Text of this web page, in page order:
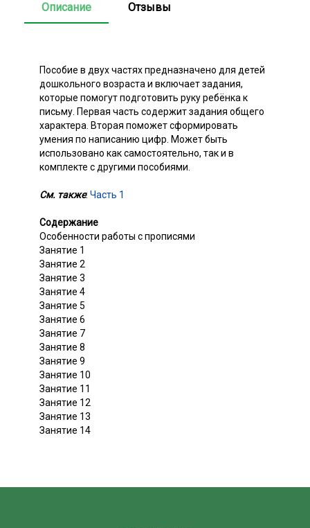
Описание Отзывы
Пособие в двух частях предназначено для детей
дошкольного возраста и включает задания,
которые помогут подготовить руку ребёнка к
письму. Первая часть содержит задания общего
характера. Вторая поможет сформировать
умения по написанию цифр. Может быть
использовано как самостоятельно, так и в
комплекте с другими пособиями.
См. также: Часть 1
Содержание
Особенности работы с прописями
Занятие 1
Занятие 2
Занятие 3
Занятие 4
Занятие 5
Занятие 6
Занятие 7
Занятие 8
Занятие 9
Занятие 10
Занятие 11
Занятие 12
Занятие 13
Занятие 14